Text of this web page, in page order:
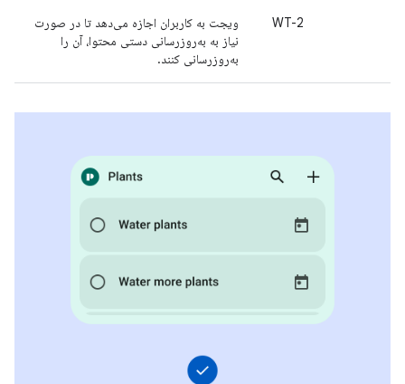
WT-2
ویجت به کاربران اجازه می‌دهد تا در صورت
نیاز به به‌روزرسانی دستی محتوا، آن را
به‌روزرسانی کنند.